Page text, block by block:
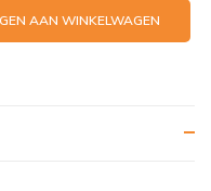
AAN WINKELWAGEN